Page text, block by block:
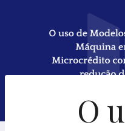
O